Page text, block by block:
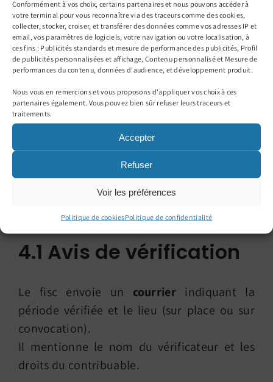
Conformément à vos choix, certains partenaires et nous pouvons accéder à
votre terminal pour vous reconnaître via des traceurs comme des cookies,
collecter, stocker, croiser, et transférer des données comme vos adresses IP et
email, vos paramètres de logiciels, votre navigation ou votre localisation, à
ces fins : Publicités standards et mesure de performance des publicités, Profil
de publicités personnalisées et affichage, Contenu personnalisé et Mesure de
performances du contenu, données d'audience, et développement produit.
Nous vous en remercions et vous proposons d'appliquer vos choix à ces
partenaires également. Vous pouvez bien sûr refuser leurs traceurs et
traitements.
Accepter
Refuser
Voir les préférences
Politique de cookiesPolitique de confidentialité
Lesretardsououblis(TVA, IS, IR) sont
source de pénalités et attirent souvent l’œil
de l’administration.
les échéances.
4. Les principales
étapes d’un
contrôle fiscal
4.1 Avis de vérification
Le fisc envoie un courrier indiquant la
période vérifiée et le lieu (sur place ou sur
convocation).
Il mentionne le nom du vérificateur et les
droits du contribuable.